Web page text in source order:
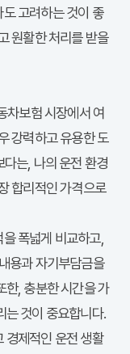
고려하는 것이 좋
원활한 처리를 받을
차보험 시장에서 여
강력하고 유용한 도
는, 나의 운전 환경
합리적인 가격으로
폭넓게 비교하고,
용과 자기부담금을
한, 충분한 시간을 가
는 것이 중요합니다.
경제적인 운전 생활